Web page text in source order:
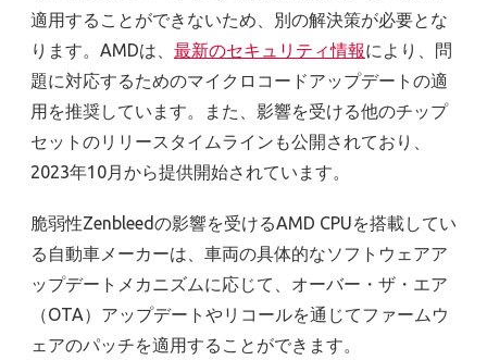
適用することができないため、別の解決策が必要とな
ります。AMDは、 最新のセキュリティ情報により、問
題に対応するためのマイクロコードアップデートの適
用を推奨しています。また、影響を受ける他のチップ
セットのリリースタイムラインも公開されており、
2023年10月から提供開始されています。
脆弱性Zenbleedの影響を受けるAMD CPUを搭載してい
る自動車メーカーは、車両の具体的なソフトウェアア
ップデートメカニズムに応じて、オーバー・ザ・エア
（OTA）アップデートやリコールを通じてファームウ
ェアのパッチを適用することができます。